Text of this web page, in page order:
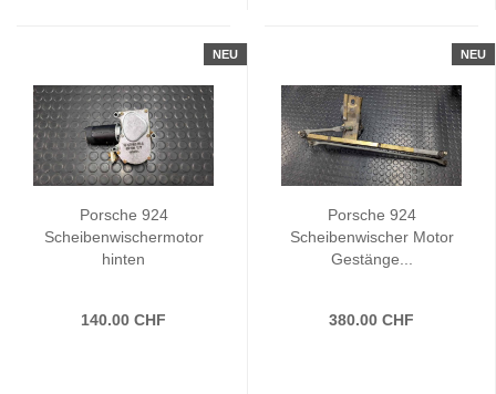
NEU
Porsche 924
Scheibenwischermotor
hinten
140.00 CHF
NEU
Porsche 924
Scheibenwischer Motor
Gestänge...
380.00 CHF